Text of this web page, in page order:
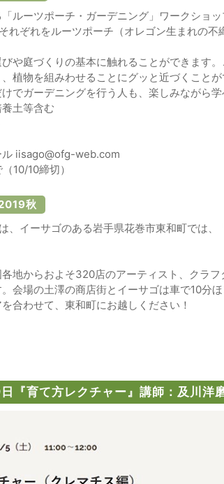
ルーツポーチ・ガーデニング」ワークショ
れぞれをルーツポーチ（オレゴン生まれの不
や庭づくりの基本に触れることができます
植物を組みわせることにグッと近づくこと
でガーデニングを行う人も、楽しみながら学
土等含む
ル iisago@ofg-web.com
10/10締切）
秋
、イーサゴのある岩手県花巻市東和町では、
地からおよそ320店のアーティスト、クラ
会場の土澤の商店街とイーサゴは車で10分
合わせて、東和町にお越しください！
『育て方レクチャー』講師：及川洋